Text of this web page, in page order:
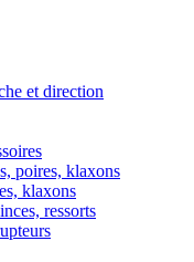
et direction
poires, klaxons
klaxons
ressorts